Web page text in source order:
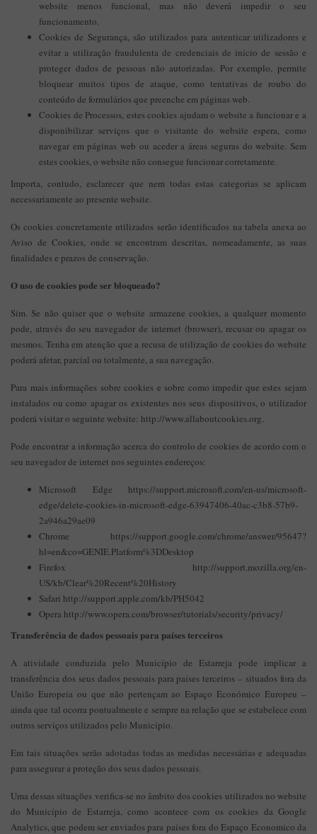
website menos funcional, mas não deverá impedir o seu
funcionamento.
Cookies de Segurança, são utilizados para autenticar utilizadores e
evitar a utilização fraudulenta de credenciais de início de sessão e
proteger dados de pessoas não autorizadas. Por exemplo, permite
bloquear muitos tipos de ataque, como tentativas de roubo do
conteúdo de formulários que preenche em páginas web.
Cookies de Processos, estes cookies ajudam o website a funcionar e a
disponibilizar serviços que o visitante do website espera, como
navegar em páginas web ou aceder a áreas seguras do website. Sem
estes cookies, o website não consegue funcionar corretamente.
Importa, contudo, esclarecer que nem todas estas categorias se aplicam
necessariamente ao presente website.
Os cookies concretamente utilizados serão identificados na tabela anexa ao
Aviso de Cookies, onde se encontram descritas, nomeadamente, as suas
finalidades e prazos de conservação.
O uso de cookies pode ser bloqueado?
Sim. Se não quiser que o website armazene cookies, a qualquer momento
pode, através do seu navegador de internet (browser), recusar ou apagar os
mesmos. Tenha em atenção que a recusa de utilização de cookies do website
poderá afetar, parcial ou totalmente, a sua navegação.
Para mais informações sobre cookies e sobre como impedir que estes sejam
instalados ou como apagar os existentes nos seus dispositivos, o utilizador
poderá visitar o seguinte website: http://www.allaboutcookies.org.
Pode encontrar a informação acerca do controlo de cookies de acordo com o
seu navegador de internet nos seguintes endereços:
Microsoft Edge https://support.microsoft.com/en-us/microsoft-
edge/delete-cookies-in-microsoft-edge-63947406-40ac-c3b8-57b9-
2a946a29ae09
Chrome https://support.google.com/chrome/answer/95647?
hl=en&co=GENIE.Platform%3DDesktop
Firefox http://support.mozilla.org/en-
US/kb/Clear%20Recent%20History
Safari http://support.apple.com/kb/PH5042
Opera http://www.opera.com/browser/tutorials/security/privacy/
Transferência de dados pessoais para países terceiros
A atividade conduzida pelo Município de Estarreja pode implicar a
transferência dos seus dados pessoais para países terceiros – situados fora da
União Europeia ou que não pertençam ao Espaço Económico Europeu –
ainda que tal ocorra pontualmente e sempre na relação que se estabelece com
outros serviços utilizados pelo Município.
Em tais situações serão adotadas todas as medidas necessárias e adequadas
para assegurar a proteção dos seus dados pessoais.
Uma dessas situações verifica-se no âmbito dos cookies utilizados no website
do Município de Estarreja, como acontece com os cookies da Google
Analytics, que podem ser enviados para países fora do Espaço Economico da